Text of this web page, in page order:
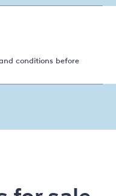
conditions before